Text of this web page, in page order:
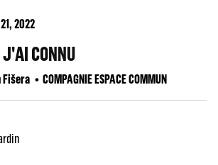
21, 2022
CONNU
Fišera COMPAGNIE ESPACE COMMUN